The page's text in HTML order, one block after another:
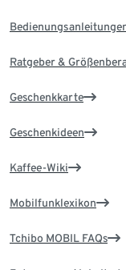
Ratgeber &
Geschenkkarte
Geschenkideen
Kaffee-Wiki
Mobilfunklexikon
Tchibo MOBIL FAQs